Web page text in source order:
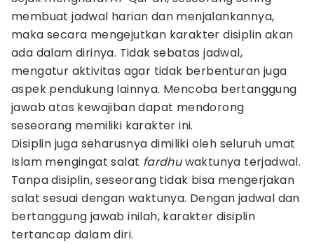
membuat jadwal harian dan menjalankannya,
maka secara mengejutkan karakter disiplin akan
ada dalam dirinya. Tidak sebatas jadwal,
mengatur aktivitas agar tidak berbenturan juga
aspek pendukung lainnya. Mencoba bertanggung
jawab atas kewajiban dapat mendorong
seseorang memiliki karakter ini.
Disiplin juga seharusnya dimiliki oleh seluruh umat
Islam mengingat salat fardhuwaktunya terjadwal.
Tanpa disiplin, seseorang tidak bisa mengerjakan
salat sesuai dengan waktunya. Dengan jadwal dan
bertanggung jawab inilah, karakter disiplin
tertancap dalam diri.